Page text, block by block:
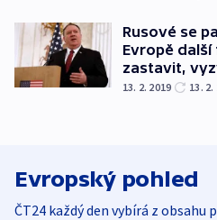
Rusové se
Evropě
zastavit,
13. 2. 2019 13. 2.
Evropský pohled
ČT24 každý den vybírá z